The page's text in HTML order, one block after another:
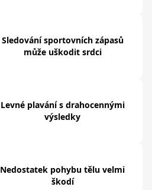
Sledování sportovních zápasů
může uškodit srdci
Levné plavání s drahocennými
výsledky
Nedostatek pohybu tělu velmi
škodí